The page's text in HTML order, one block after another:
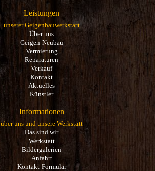
Leistungen
unserer Geigenbauwerkstatt
Über uns
Geigen-Neubau
Vermietung
Reparaturen
Verkauf
Kontakt
Aktuelles
Künstler
Informationen
über uns und unsere Werkstatt
Das sind wir
Werkstatt
Bildergalerien
Anfahrt
Kontakt-Formular